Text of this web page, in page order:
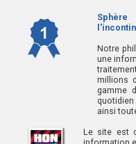
Notre
une
millions
gamme
ainsi
Le site est